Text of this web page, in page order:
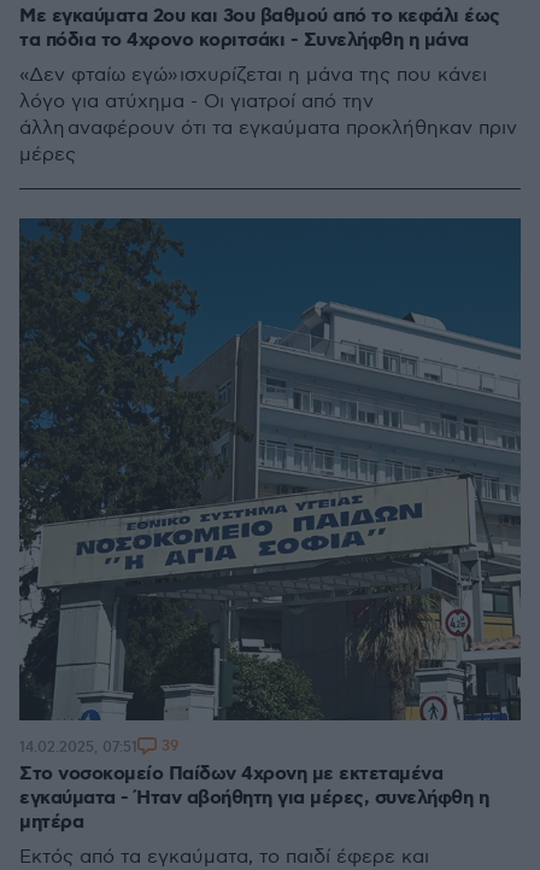
Με εγκαύματα 2ου και 3ου βαθμού από το κεφάλι έως
τα πόδια το 4χρονο κοριτσάκι - Συνελήφθη η μάνα
«Δεν φταίω εγώ» ισχυρίζεται η μάνα της που κάνει
λόγο για ατύχημα - Οι γιατροί από την
άλλη αναφέρουν ότι τα εγκαύματα προκλήθηκαν πριν
μέρες
Στο νοσοκομείο Παίδων 4χρονη με εκτεταμένα
εγκαύματα - Ήταν αβοήθητη για μέρες, συνελήφθη η
μητέρα
Εκτός από τα εγκαύματα, το παιδί έφερε και
14.02.2025, 07:51 39